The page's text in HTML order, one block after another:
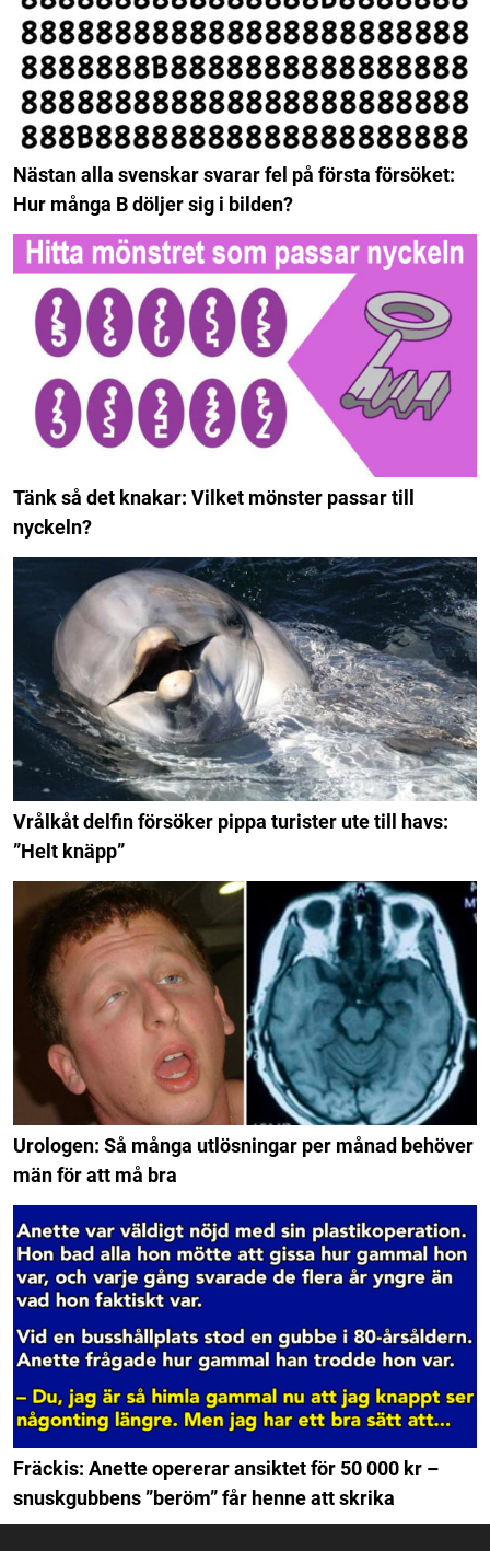
Nästan alla svenskar svarar fel på första försöket:
Hur många B döljer sig i bilden?
Tänk så det knakar: Vilket mönster passar till
nyckeln?
Vrålkåt delfin försöker pippa turister ute till havs:
”Helt knäpp”
Urologen: Så många utlösningar per månad behöver
män för att må bra
Fräckis: Anette opererar ansiktet för 50 000 kr –
snuskgubbens ”beröm” får henne att skrika